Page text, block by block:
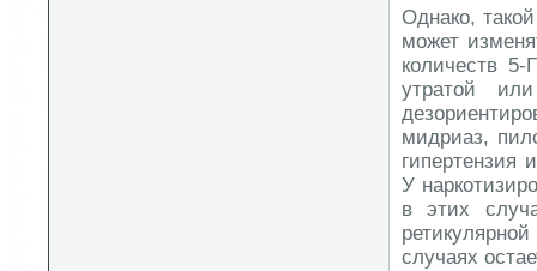
Однако,
может
количеств
утратой
мидриаз,
гипертензия
У
в этих
случаях